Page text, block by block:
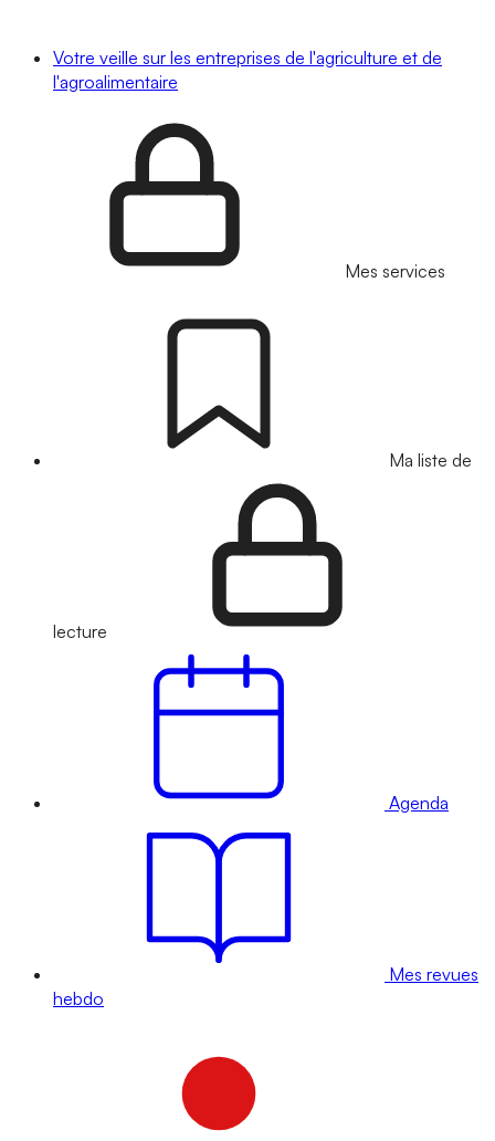
Votre veille sur les entreprises de l'agriculture et de
l'agroalimentaire
Mes services
Ma liste de
lecture
Agenda
Mes revues
hebdo